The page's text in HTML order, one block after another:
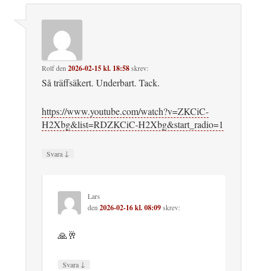
Rolfden2026-02-15 kl. 18:58skrev:
Så träffsäkert. Underbart. Tack.
https://www.youtube.com/watch?v=ZKCiC-
H2Xbg&list=RDZKCiC-H2Xbg&start_radio=1
Svara ↓
Lars
den2026-02-16 kl. 08:09skrev:
🙏🥂
Svara ↓